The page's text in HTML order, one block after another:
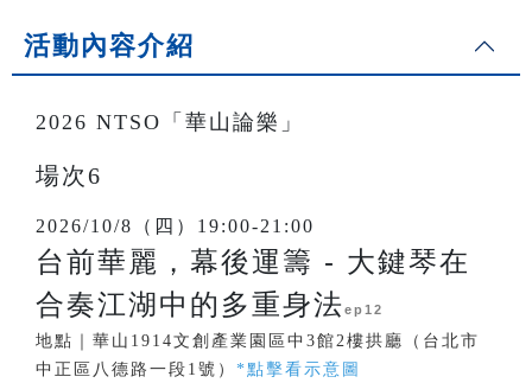
活動內容介紹
2026 NTSO「華山論樂」
場次6
2026/10/8（四）19:00-21:00
台前華麗，幕後運籌 - 大鍵琴在
合奏江湖中的多重身法ep12
地點｜華山1914文創產業園區中3館2樓拱廳（台北市
中正區八德路一段1號） *點擊看示意圖